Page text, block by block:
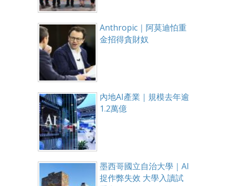
Anthropic｜阿莫迪怕重
金招得貪財奴
內地AI產業｜規模去年逾
1.2萬億
墨西哥國立自治大學｜AI
捉作弊失效 大學入讀試